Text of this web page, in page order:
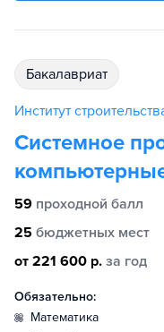
бакалавриат
Институт
Системное
59 проходной балл
25 бюджетных мест
от 221 600 р. за год
Обязательно:
математика